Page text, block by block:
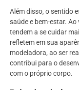
Além disso, o sentido
saúde e bem-estar.
tendem a se cuidar
refletem em sua
modeladora, ao ser
contribui para o
com o próprio corpo.